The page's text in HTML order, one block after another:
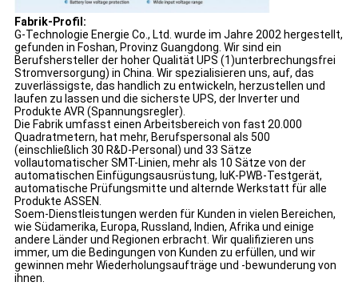
Fabrik-Profil:
G-Technologie Energie Co., Ltd. wurde im Jahre 2002 hergestellt,
gefunden in Foshan, Provinz Guangdong. Wir sind ein
Berufshersteller der hoher Qualität UPS (1)unterbrechungsfrei
Stromversorgung) in China. Wir spezialisieren uns, auf, das
zuverlässigste, das handlich zu entwickeln, herzustellen und
laufen zu lassen und die sicherste UPS, der Inverter und
Produkte AVR (Spannungsregler).
Die Fabrik umfasst einen Arbeitsbereich von fast 20.000
Quadratmetern, hat mehr, Berufspersonal als 500
(einschließlich 30 R&D-Personal) und 33 Sätze
vollautomatischer SMT-Linien, mehr als 10 Sätze von der
automatischen Einfügungsausrüstung, IuK-PWB-Testgerät,
automatische Prüfungsmitte und alternde Werkstatt für alle
Produkte ASSEN.
Soem-Dienstleistungen werden für Kunden in vielen Bereichen,
wie Südamerika, Europa, Russland, Indien, Afrika und einige
andere Länder und Regionen erbracht. Wir qualifizieren uns
immer, um die Bedingungen von Kunden zu erfüllen, und wir
gewinnen mehr Wiederholungsaufträge und -bewunderung von
ihnen.